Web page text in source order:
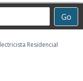
Go
Residencial